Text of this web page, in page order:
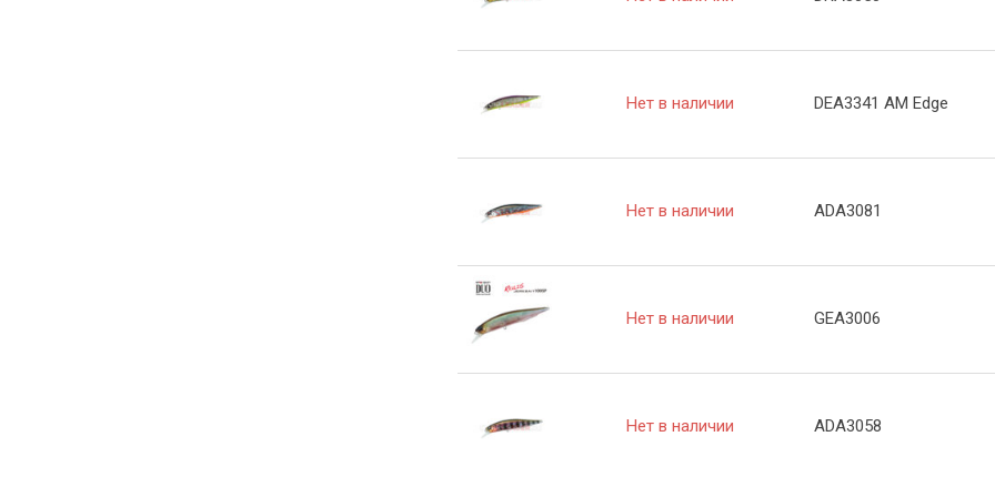
Нет в наличии DEA3341 AM Edge
Нет в наличии ADA3081
Нет в наличии GEA3006
Нет в наличии ADA3058